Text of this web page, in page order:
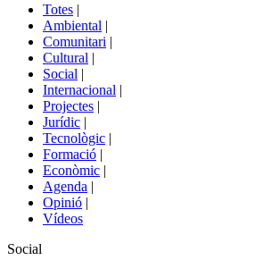
portals
Totes |
Ambiental |
Comunitari |
Cultural |
Social |
Internacional |
Projectes |
Jurídic |
Tecnològic |
Formació |
Econòmic |
Agenda |
Opinió |
Vídeos
Àmbit
Social